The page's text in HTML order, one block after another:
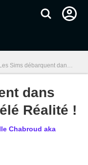
Les Sims débarquent dans une émission de Télé Réalité !
dans
Réalité !
Chabroud aka